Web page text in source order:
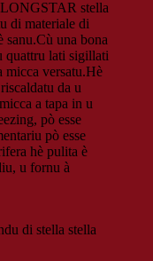
stella
di materiale di
sanu.Cù una bona
quattru lati sigillati
micca versatu.Hè
da u
a tapa in u
pò esse
pò esse
hè pulita è
u fornu à